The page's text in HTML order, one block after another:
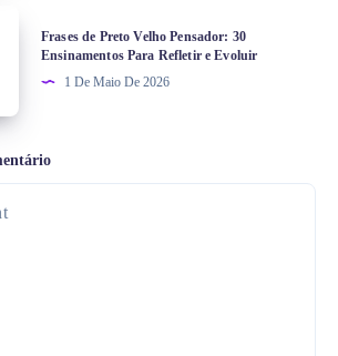
Frases de Preto Velho Pensador: 30
Ensinamentos Para Refletir e Evoluir
1 De Maio De 2026